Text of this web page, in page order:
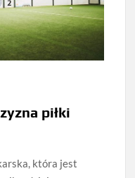
piłki
która jest